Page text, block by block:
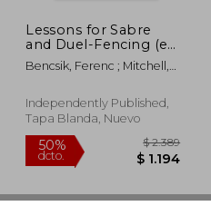
Lessons for Sabre
and Duel-Fencing (en
Inglés)
Bencsik, Ferenc ; Mitchell,
Independently Published,
Tapa Blanda, Nuevo